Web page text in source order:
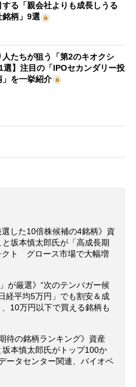
する「親会社よりも成長しうる
銘柄」9選
人たちが狙う「第2のキオクシ
選】注目の「IPOセカンダリー投
」を一挙紹介
した10倍株候補の4銘柄》資
坂本慎太郎氏が「高成長期
クト グロース市場で大幅増
が厳選》“次のテンバガー候
経平均5万円」でも割安＆成
10万円以下で買える銘柄も
待の銘柄ランキング》資産
本慎太郎氏がトップ100か
ータセンター関連、バイオベ